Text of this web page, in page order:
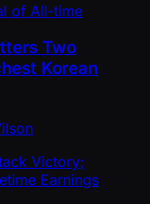
Two
Korean